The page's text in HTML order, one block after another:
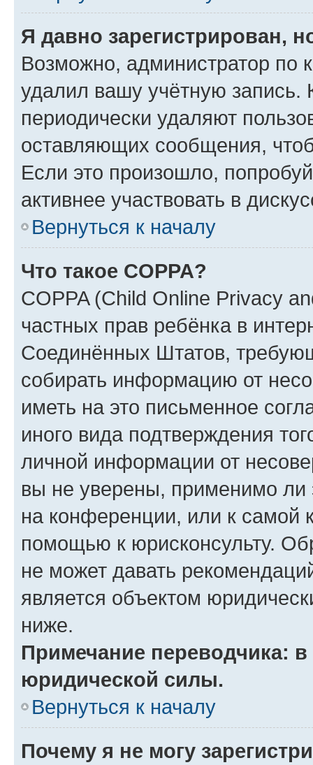
Я давно зарегистрирован,
Возможно, администратор по
удалил вашу учётную запись.
периодически удаляют
оставляющих сообщения,
Если это произошло,
активнее участвовать в
Вернуться к началу
Что такое COPPA?
COPPA (Child Online Privacy
частных прав ребёнка в
Соединённых Штатов,
собирать информацию от
иметь на это письменное
иного вида подтверждения
личной информации от
вы не уверены, применимо ли
на конференции, или к самой
помощью к юрисконсульту.
не может давать
является объектом
ниже.
Примечание переводчика:
юридической силы.
Вернуться к началу
Почему я не могу